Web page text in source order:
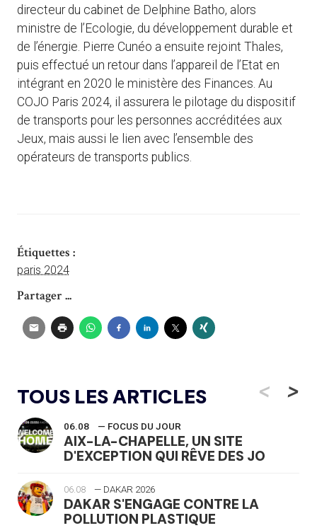
directeur du cabinet de Delphine Batho, alors
ministre de l’Ecologie, du développement durable et
de l’énergie. Pierre Cunéo a ensuite rejoint Thales,
puis effectué un retour dans l’appareil de l’Etat en
intégrant en 2020 le ministère des Finances. Au
COJO Paris 2024, il assurera le pilotage du dispositif
de transports pour les personnes accréditées aux
Jeux, mais aussi le lien avec l’ensemble des
opérateurs de transports publics.
Étiquettes :
paris 2024
Partager ...
TOUS LES ARTICLES <
06.08 — FOCUS DU JOUR
AIX-LA-CHAPELLE, UN SITE
D'EXCEPTION QUI RÊVE DES JO
06.08 — DAKAR 2026
DAKAR S'ENGAGE CONTRE LA
POLLUTION PLASTIQUE
>